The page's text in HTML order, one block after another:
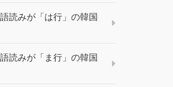
読みが「は行」の韓国
読みが「ま行」の韓国